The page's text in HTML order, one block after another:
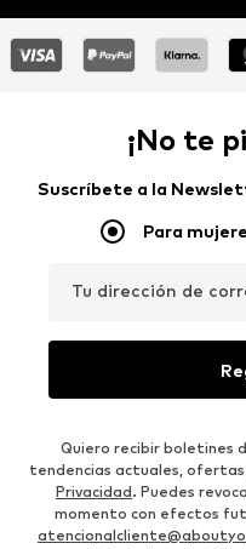
¡No te
Suscríbete a la
Para
Tu dirección de
Quiero recibir boletines
tendencias actuales, ofertas
Privacidad. Puedes
momento con efectos